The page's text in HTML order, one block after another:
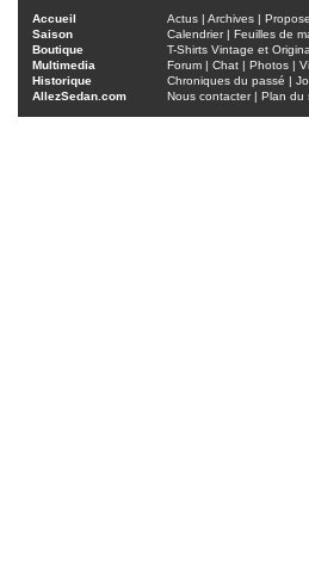
Accueil Actus | Archives |
Saison
Calendrier| Feuilles de
Boutique
T-Shirts Vintage et
Multimedia
Forum | Chat | Photos |
Historique
Chroniques du passé |
AllezSedan.com
Nous contacter| Plan du